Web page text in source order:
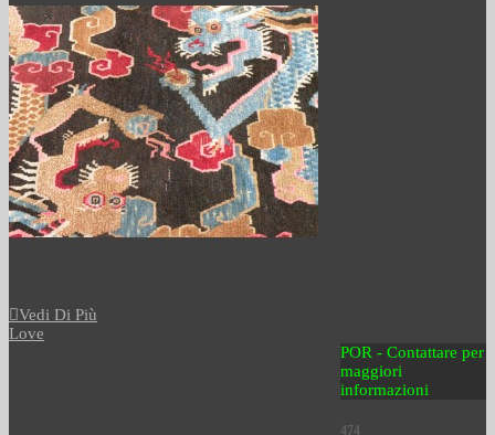
Vedi Di Più
Love
POR - Contattare per
maggiori
informazioni
474